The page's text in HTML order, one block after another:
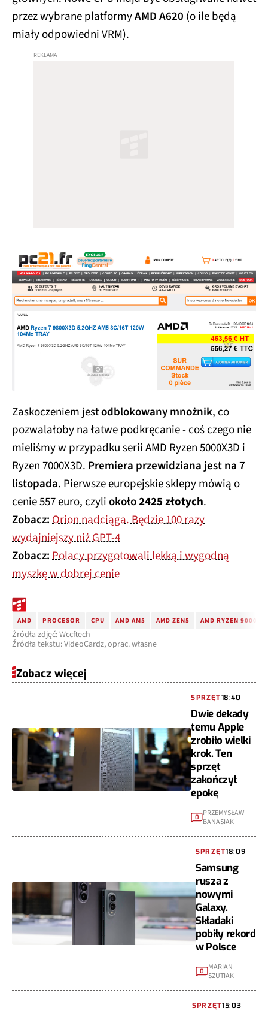
przez wybrane platformyAMD A620 (o ile będą
miały odpowiedni VRM).
Zaskoczeniem jestodblokowany mnożnik, co
pozwalałoby na łatwe podkręcanie - coś czego nie
mieliśmy w przypadku serii AMD Ryzen 5000X3D i
Ryzen 7000X3D. Premiera przewidziana jest na 7
listopada. Pierwsze europejskie sklepy mówią o
cenie 557 euro, czyliokoło2425 złotych.
Zobacz:Orion nadciąga. Będzie 100 razy
wydajniejszy niż GPT-4
Zobacz:Polacy przygotowali lekką i wygodną
myszkę w dobrej cenie
AMD PROCESOR CPU AMD AM5 AMD ZEN5 AMD RYZEN
Źródła zdjęć: Wccftech
Źródła tekstu: VideoCardz, oprac. własne
Zobacz więcej
SPRZĘT18:40
Dwie dekady
temu Apple
zrobiło wielki
krok. Ten
sprzęt
zakończył
epokę
0
PRZEMYSŁAW
BANASIAK
SPRZĘT18:09
Samsung
rusza z
nowymi
Galaxy.
Składaki
pobiły rekord
w Polsce
0 MARIAN
SZUTIAK
SPRZĘT15:03